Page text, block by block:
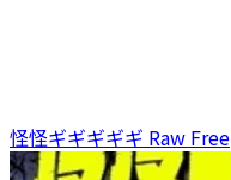
怪怪ギギギギギ Raw Free